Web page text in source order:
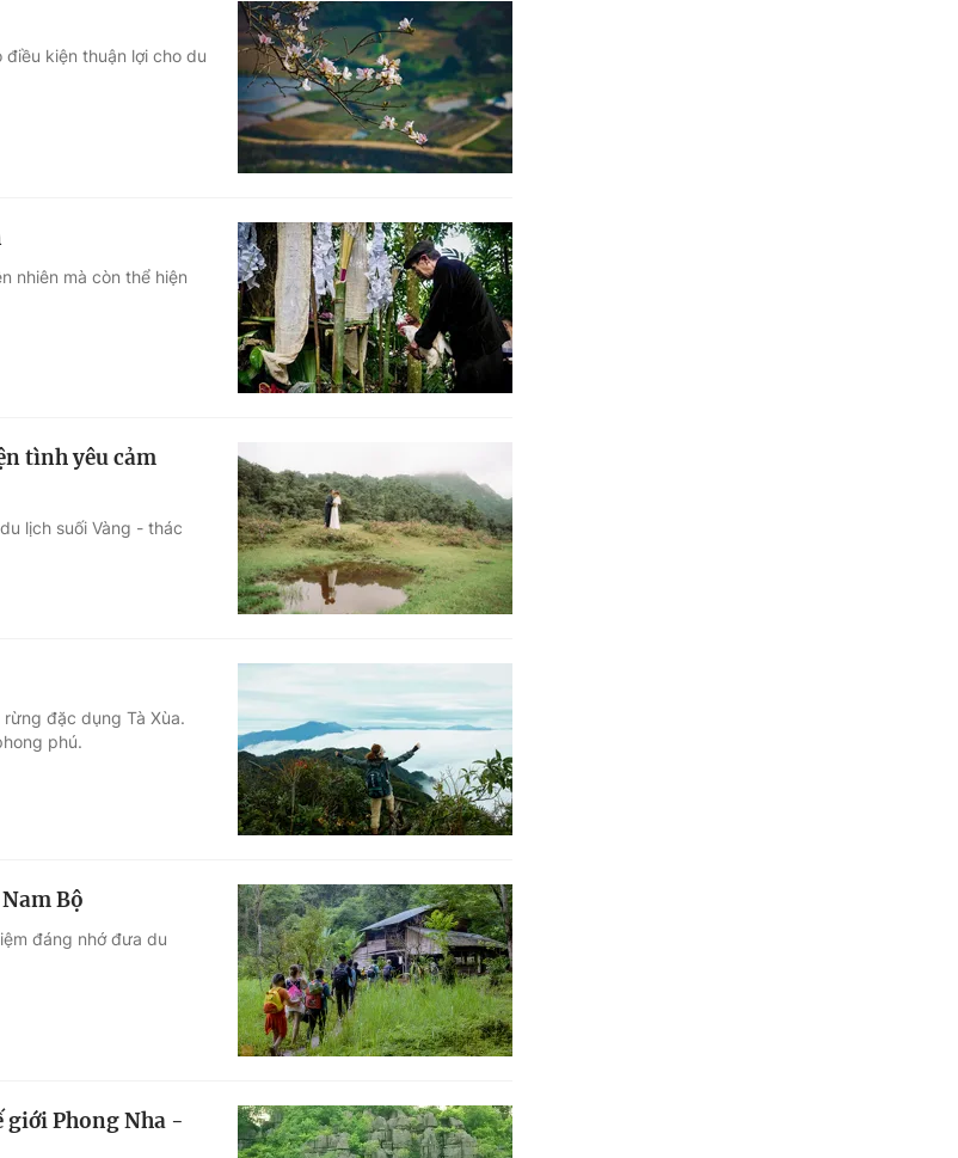
kiện thuận lợi cho du
nhiên mà còn thể hiện
tình yêu cảm
lịch suối Vàng - thác
đặc dụng Tà Xùa.
phú.
Bộ
đáng nhớ đưa du
giới Phong Nha -